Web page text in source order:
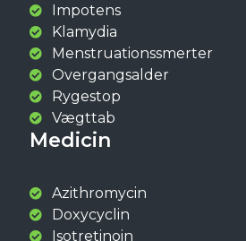
Impotens
Klamydia
Menstruationssmerter
Overgangsalder
Rygestop
Vægttab
Medicin
Azithromycin
Doxycyclin
Isotretinoin